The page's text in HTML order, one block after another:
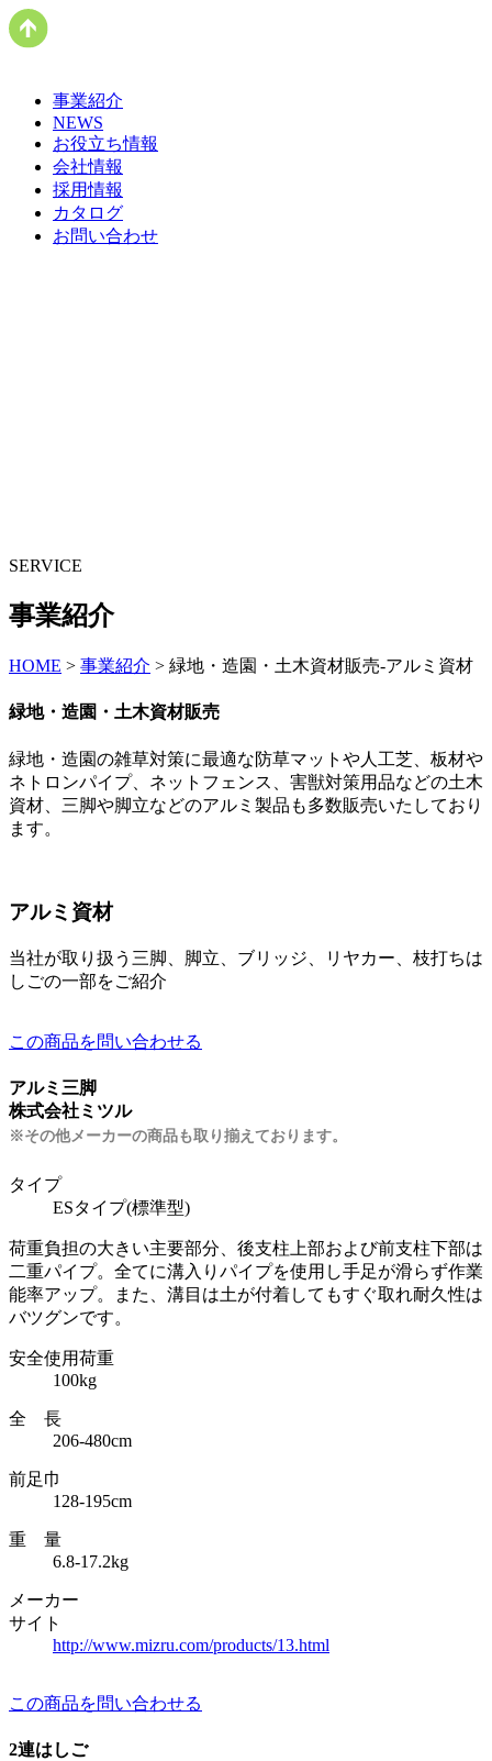
事業紹介
NEWS
お役立ち情報
会社情報
採用情報
カタログ
お問い合わせ
SERVICE
事業紹介
HOME > 事業紹介 > 緑地・造園・土木資材販売-アルミ資材
緑地・造園・土木資材販売
緑地・造園の雑草対策に最適な防草マットや人工芝、板材や
ネトロンパイプ、ネットフェンス、害獣対策用品などの土木
資材、三脚や脚立などのアルミ製品も多数販売いたしており
ます。
アルミ資材
当社が取り扱う三脚、脚立、ブリッジ、リヤカー、枝打ちは
しごの一部をご紹介
この商品を問い合わせる
アルミ三脚
株式会社ミツル
※その他メーカーの商品も取り揃えております。
タイプ
ESタイプ(標準型)
荷重負担の大きい主要部分、後支柱上部および前支柱下部は
二重パイプ。全てに溝入りパイプを使用し手足が滑らず作業
能率アップ。また、溝目は土が付着してもすぐ取れ耐久性は
バツグンです。
安全使用荷重
100kg
全 長
206-480cm
前足巾
128-195cm
重 量
6.8-17.2kg
メーカー
サイト
http://www.mizru.com/products/13.html
この商品を問い合わせる
2連はしご